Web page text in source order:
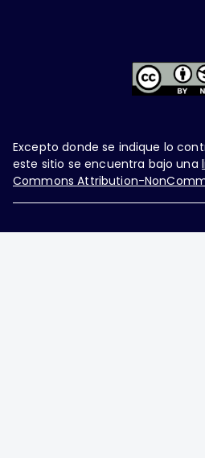
Excepto donde se indique lo
este sitio se encuentra bajo una
Commons Attribution-